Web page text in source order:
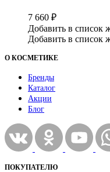
7 660 ₽
Добавить в список
Добавить в список
О КОСМЕТИКЕ
Бренды
Каталог
Акции
Блог
ПОКУПАТЕЛЮ